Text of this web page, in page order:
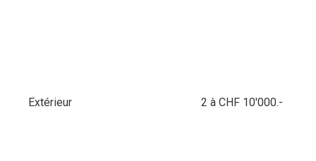
Extérieur 2 à CHF 10'000.-